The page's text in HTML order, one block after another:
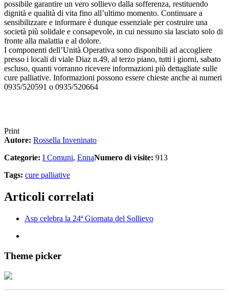
possibile garantire un vero sollievo dalla sofferenza, restituendo
dignità e qualità di vita fino all’ultimo momento. Continuare a
sensibilizzare e informare è dunque essenziale per costruire una
società più solidale e consapevole, in cui nessuno sia lasciato solo di
fronte alla malattia e al dolore.
I componenti dell’Unità Operativa sono disponibili ad accogliere
presso i locali di viale Diaz n.49, al terzo piano, tutti i giorni, sabato
escluso, quanti vorranno ricevere informazioni più dettagliate sulle
cure palliative. Informazioni possono essere chieste anche ai numeri
0935/520591 o 0935/520664
Print
Autore: Rossella Inveninato
Categorie: I Comuni, EnnaNumero di visite: 913
Tags: cure palliative
Articoli correlati
Asp celebra la 24ª Giornata del Sollievo
Theme picker